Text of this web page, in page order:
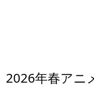
2026年春アニ